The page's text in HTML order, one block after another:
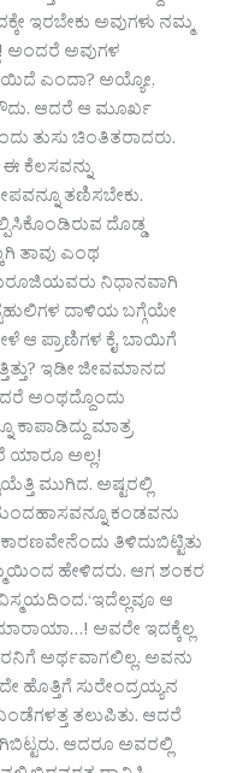
ಇರಬೇಕು ಅವುಗಳು ನಮ್ಮ
ಅಂದರೆ ಅವುಗಳ
ಎಂದಾ? ಅಯ್ಯೋ,
ಆದರೆ ಆ ಮೂರ್ಖ
ತುಸು ಚಿಂತಿತರಾದರು.
ಕೆಲಸವನ್ನು
ತಣಿಸಬೇಕು.
ದೊಡ್ಡ
ತಾವು ಎಂಥ
ನಿಧಾನವಾಗಿ
ದಾಳಿಯ ಬಗ್ಗೆಯೇ
ಆ ಪ್ರಾಣಿಗಳ ಕೈ, ಬಾಯಿಗೆ
ಇಡೀ ಜೀವಮಾನದ
ಅಂಥದ್ದೊಂದು
ಮಾತ್ರ
ಯಾರೂ ಅಲ್ಲ!
ಮುಗಿದ. ಅಷ್ಟರಲ್ಲಿ
ಕಂಡವನು
ತಿಳಿದುಬಿಟ್ಟಿತು
ಹೇಳಿದರು. ಆಗ ಶಂಕರ
ಆ
ಅವರೇ ಇದಕ್ಕೆಲ್ಲ
ಅರ್ಥವಾಗಲಿಲ್ಲ. ಅವನು
ಹೊತ್ತಿಗೆ ಸುರೇಂದ್ರಯ್ಯನ
ತಲುಪಿತು. ಆದರೆ
ಆದರೂ ಅವರಲ್ಲಿ